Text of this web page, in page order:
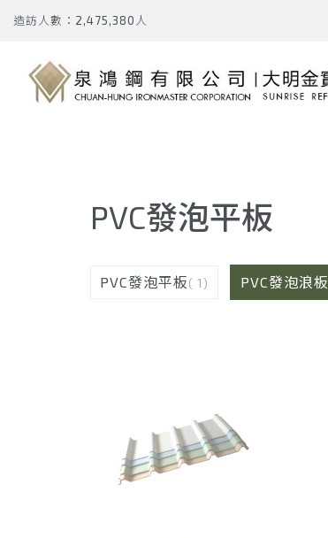
造訪人數：2,475,380人
PVC發泡平板
PVC發泡平板( 1) PVC發泡浪板